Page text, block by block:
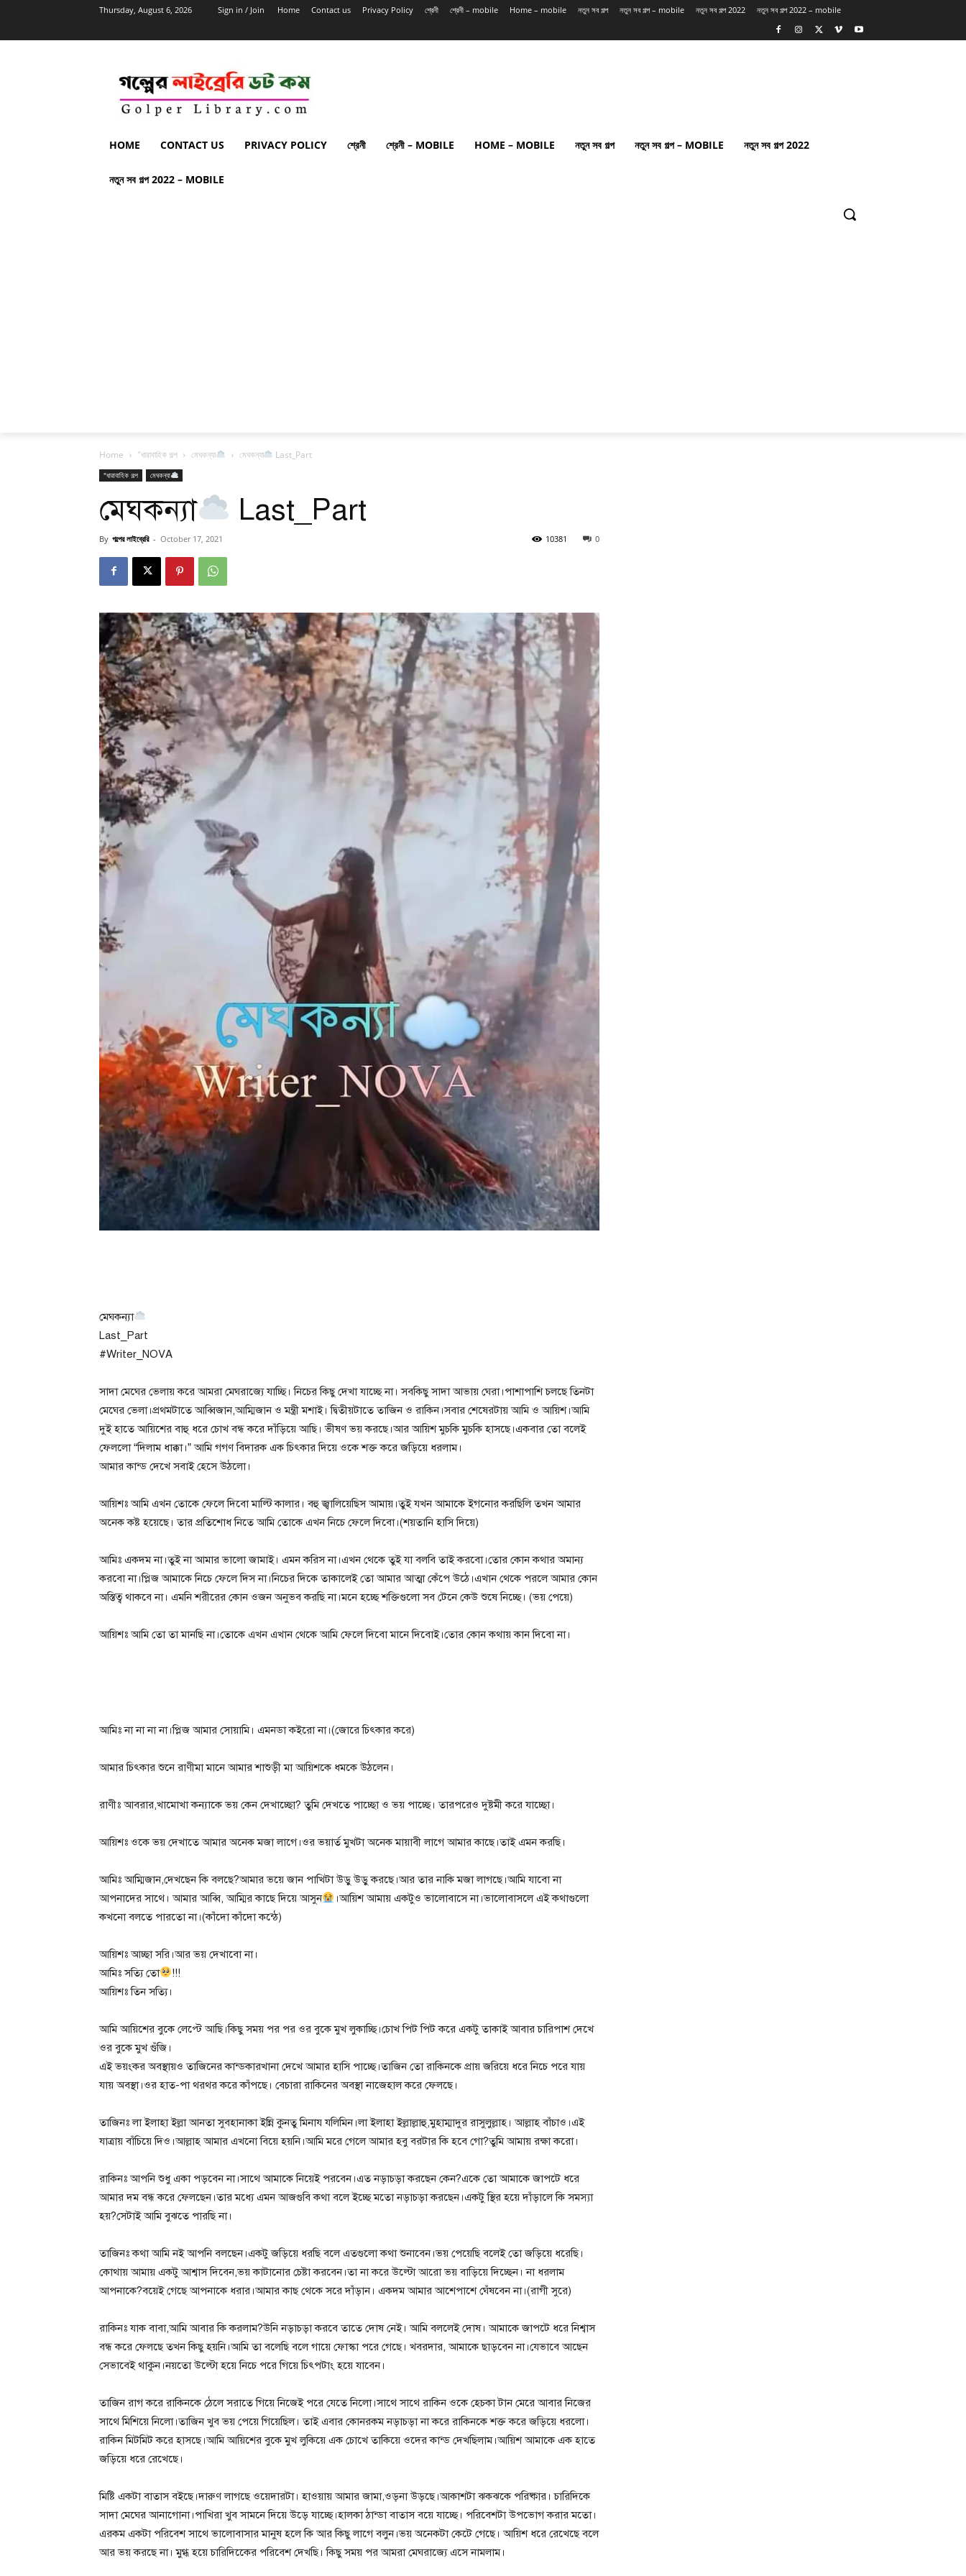
Thursday, August 6, 2026 Sign in / Join Home Contact us Privacy Policy শ্রেনী শ্রেনী – mobile Home – mobile নতুন সব গল্প নতুন সব গল্প – mobile নতুন সব গল্প 2022 নতুন সব গল্প 2022 – mobile
HOME CONTACT US PRIVACY POLICY শ্রেনী শ্রেনী – MOBILE HOME – MOBILE নতুন সব গল্প নতুন সব গল্প – MOBILE নতুন সব গল্প 2022
নতুন সব গল্প 2022 – MOBILE
Home "ধারাবাহিক গল্প মেঘকন্যা মেঘকন্যা Last_Part
"ধারাবাহিক গল্প মেঘকন্যা
মেঘকন্যা Last_Part
By গল্পের লাইব্রেরি - October 17, 2021 0
10381
মেঘকন্যা
Last_Part
#Writer_NOVA
সাদা মেঘের ভেলায় করে আমরা মেঘরাজ্যে যাচ্ছি। নিচের কিছু দেখা যাচ্ছে না। সবকিছু সাদা আভায় ঘেরা।পাশাপাশি চলছে তিনটা
মেঘের ভেলা।প্রথমটাতে আব্বিজান,আম্মিজান ও মন্ত্রী মশাই। দ্বিতীয়টাতে তাজিন ও রাকিন।সবার শেষেরটায় আমি ও আয়িশ।আমি
দুই হাতে আয়িশের বাহু ধরে চোখ বন্ধ করে দাঁড়িয়ে আছি। ভীষণ ভয় করছে।আর আয়িশ মুচকি মুচকি হাসছে।একবার তো বলেই
ফেললো “দিলাম ধাক্কা।” আমি গগণ বিদারক এক চিৎকার দিয়ে ওকে শক্ত করে জড়িয়ে ধরলাম।
আমার কান্ড দেখে সবাই হেসে উঠলো।
আয়িশঃ আমি এখন তোকে ফেলে দিবো মাল্টি কালার। বহু জ্বালিয়েছিস আমায়।তুই যখন আমাকে ইগনোর করছিলি তখন আমার
অনেক কষ্ট হয়েছে। তার প্রতিশোধ নিতে আমি তোকে এখন নিচে ফেলে দিবো।(শয়তানি হাসি দিয়ে)
আমিঃ একদম না।তুই না আমার ভালো জামাই। এমন করিস না।এখন থেকে তুই যা বলবি তাই করবো।তোর কোন কথার অমান্য
করবো না।প্লিজ আমাকে নিচে ফেলে দিস না।নিচের দিকে তাকালেই তো আমার আত্মা কেঁপে উঠে।এখান থেকে পরলে আমার কোন
অস্তিত্ব থাকবে না। এমনি শরীরের কোন ওজন অনুভব করছি না।মনে হচ্ছে শক্তিগুলো সব টেনে কেউ শুষে নিচ্ছে। (ভয় পেয়ে)
আয়িশঃ আমি তো তা মানছি না।তোকে এখন এখান থেকে আমি ফেলে দিবো মানে দিবোই।তোর কোন কথায় কান দিবো না।
আমিঃ না না না না।প্লিজ আমার সোয়ামি। এমনডা কইরো না।(জোরে চিৎকার করে)
আমার চিৎকার শুনে রাণীমা মানে আমার শাশুড়ী মা আয়িশকে ধমকে উঠলেন।
রাণীঃ আবরার,খামোখা কন্যাকে ভয় কেন দেখাচ্ছো? তুমি দেখতে পাচ্ছো ও ভয় পাচ্ছে। তারপরেও দুষ্টমী করে যাচ্ছো।
আয়িশঃ ওকে ভয় দেখাতে আমার অনেক মজা লাগে।ওর ভয়ার্ত মুখটা অনেক মায়াবী লাগে আমার কাছে।তাই এমন করছি।
আমিঃ আম্মিজান,দেখছেন কি বলছে?আমার ভয়ে জান পাখিটা উড়ু উড়ু করছে।আর তার নাকি মজা লাগছে।আমি যাবো না
আপনাদের সাথে। আমার আব্বি, আম্মির কাছে দিয়ে আসুন
।আয়িশ আমায় একটুও ভালোবাসে না।ভালোবাসলে এই কথাগুলো
কখনো বলতে পারতো না।(কাঁদো কাঁদো কন্ঠে)
আয়িশঃ আচ্ছা সরি।আর ভয় দেখাবো না।
আমিঃ সত্যি তো
!!!
আয়িশঃ তিন সত্যি।
আমি আয়িশের বুকে লেপ্টে আছি।কিছু সময় পর পর ওর বুকে মুখ লুকাচ্ছি।চোখ পিট পিট করে একটু তাকাই আবার চারিপাশ দেখে
ওর বুকে মুখ গুঁজি।
এই ভয়ংকর অবস্থায়ও তাজিনের কান্ডকারখানা দেখে আমার হাসি পাচ্ছে।তাজিন তো রাকিনকে প্রায় জরিয়ে ধরে নিচে পরে যায়
যায় অবস্থা।ওর হাত-পা থরথর করে কাঁপছে। বেচারা রাকিনের অবস্থা নাজেহাল করে ফেলছে।
তাজিনঃ লা ইলাহা ইল্লা আনতা সুবহানাকা ইন্নি কুনতু মিনায যলিমিন।লা ইলাহা ইল্লাল্লাহু,মুহাম্মাদুর রাসুলুল্লাহ। আল্লাহ বাঁচাও।এই
যাত্রায় বাঁচিয়ে দিও।আল্লাহ আমার এখনো বিয়ে হয়নি।আমি মরে গেলে আমার হবু বরটার কি হবে গো?তুমি আমায় রক্ষা করো।
রাকিনঃ আপনি শুধু একা পড়বেন না।সাথে আমাকে নিয়েই পরবেন।এত নড়াচড়া করছেন কেন?একে তো আমাকে জাপটে ধরে
আমার দম বন্ধ করে ফেলছেন।তার মধ্যে এমন আজগুবি কথা বলে ইচ্ছে মতো নড়াচড়া করছেন।একটু স্থির হয়ে দাঁড়ালে কি সমস্যা
হয়?সেটাই আমি বুঝতে পারছি না।
তাজিনঃ কথা আমি নই আপনি বলছেন।একটু জড়িয়ে ধরছি বলে এতগুলো কথা শুনাবেন।ভয় পেয়েছি বলেই তো জড়িয়ে ধরেছি।
কোথায় আমায় একটু আশ্বাস দিবেন,ভয় কাটানোর চেষ্টা করবেন।তা না করে উল্টো আরো ভয় বাড়িয়ে দিচ্ছেন। না ধরলাম
আপনাকে?বয়েই গেছে আপনাকে ধরার।আমার কাছ থেকে সরে দাঁড়ান। একদম আমার আশেপাশে ঘেঁষবেন না।(রাগী সুরে)
রাকিনঃ যাক বাবা,আমি আবার কি করলাম?উনি নড়াচড়া করবে তাতে দোষ নেই। আমি বললেই দোষ। আমাকে জাপটে ধরে নিশ্বাস
বন্ধ করে ফেলছে তখন কিছু হয়নি।আমি তা বলেছি বলে গায়ে ফোস্কা পরে গেছে। খবরদার, আমাকে ছাড়বেন না।যেভাবে আছেন
সেভাবেই থাকুন।নয়তো উল্টো হয়ে নিচে পরে গিয়ে চিৎপটাং হয়ে যাবেন।
তাজিন রাগ করে রাকিনকে ঠেলে সরাতে গিয়ে নিজেই পরে যেতে নিলো।সাথে সাথে রাকিন ওকে হেচকা টান মেরে আবার নিজের
সাথে মিশিয়ে নিলো।তাজিন খুব ভয় পেয়ে গিয়েছিল। তাই এবার কোনরকম নড়াচড়া না করে রাকিনকে শক্ত করে জড়িয়ে ধরলো।
রাকিন মিটমিট করে হাসছে।আমি আয়িশের বুকে মুখ লুকিয়ে এক চোখে তাকিয়ে ওদের কান্ড দেখছিলাম।আয়িশ আমাকে এক হাতে
জড়িয়ে ধরে রেখেছে।
মিষ্টি একটা বাতাস বইছে।দারুণ লাগছে ওয়েদারটা। হাওয়ায় আমার জামা,ওড়না উড়ছে।আকাশটা ঝকঝকে পরিষ্কার। চারিদিকে
সাদা মেঘের আনাগোনা।পাখিরা খুব সামনে দিয়ে উড়ে যাচ্ছে।হালকা ঠান্ডা বাতাস বয়ে যাচ্ছে। পরিবেশটা উপভোগ করার মতো।
এরকম একটা পরিবেশ সাথে ভালোবাসার মানুষ হলে কি আর কিছু লাগে বলুন।ভয় অনেকটা কেটে গেছে। আয়িশ ধরে রেখেছে বলে
আর ভয় করছে না। মুগ্ধ হয়ে চারিদিকেের পরিবেশ দেখছি। কিছু সময় পর আমরা মেঘরাজ্যে এসে নামলাম।